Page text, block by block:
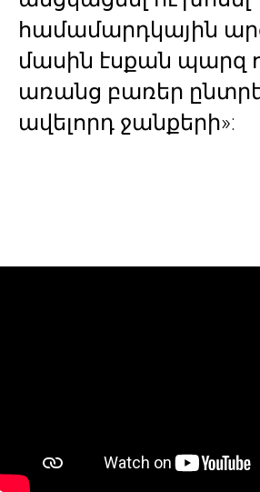
համամարդկային
մասին էսքան պարզ
առանց բառեր
ավելորդ ջանքերի»: